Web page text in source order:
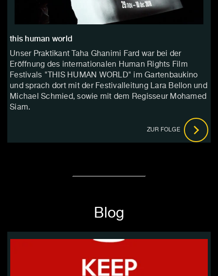
this human world
Unser Praktikant Taha Ghanimi Fard war bei der
Eröffnung des internationalen Human Rights Film
Festivals "THIS HUMAN WORLD" im Gartenbaukino
und sprach dort mit der Festivalleitung Lara Bellon und
Michael Schmied, sowie mit dem Regisseur Mohamed
Siam.
ZUR FOLGE
Blog